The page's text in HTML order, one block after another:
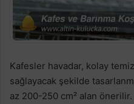
Kafesler havadar, kolay
sağlayacak şekilde
az 200-250 cm² alan önerilir.